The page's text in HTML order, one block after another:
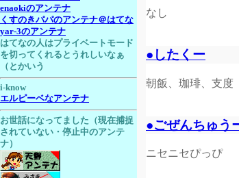
なし
●したくー
朝飯、珈琲、支度
●ごぜんちゅう
ニセニセぴっぴ
enaokiのアンテナ
くすのきパパのアンテナ＠はてな
yar-3のアンテナ
はてなの人はプライベートモード
を切ってくれるとうれしいなぁ
（とかいう
i-know
エルピーベなアンテナ
お世話になってました（現在捕捉
されていない・停止中のアンテ
ナ）